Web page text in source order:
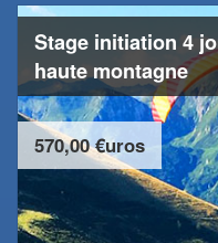
Stage initiation 4
haute montagne
570,00 €uros